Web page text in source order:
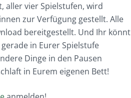
aller vier Spielstufen, wird
zur Verfügung gestellt. Alle
bereitgestellt. Und Ihr könnt
in Eurer Spielstufe
Dinge in den Pausen
in Eurem eigenen Bett!